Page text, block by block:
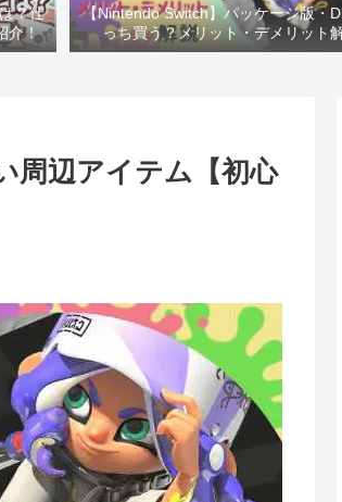
？仕
介！
【Nintendo Switch】パッケージ版・
っち買う？メリット・デメリット
周辺アイテム【初心